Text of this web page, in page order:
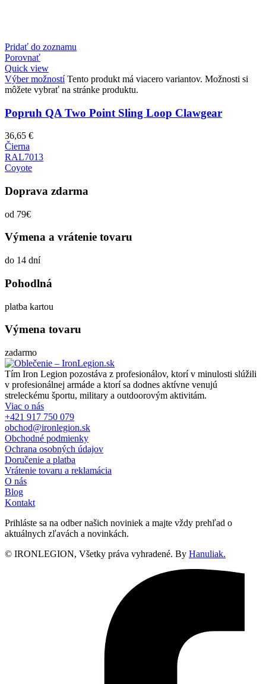
Pridať do zoznamu
Porovnať
Quick view
Výber možností Tento produkt má viacero variantov. Možnosti si
môžete vybrať na stránke produktu.
Popruh QA Two Point Sling Loop Clawgear
36,65 €
Čierna
RAL7013
Coyote
Doprava zdarma
od 79€
Výmena a vrátenie tovaru
do 14 dní
Pohodlná
platba kartou
Výmena tovaru
zadarmo
Tím Iron Legion pozostáva z profesionálov, ktorí v minulosti slúžili
v profesionálnej armáde a ktorí sa dodnes aktívne venujú
streleckému športu, military a outdoorovým aktivitám.
Viac o nás
+421 917 750 079
obchod@ironlegion.sk
Obchodné podmienky
Ochrana osobných údajov
Doručenie a platba
Vrátenie tovaru a reklamácia
O nás
Blog
Kontakt
Prihláste sa na odber našich noviniek a majte vždy prehľad o
aktuálnych zľavách a novinkách.
© IRONLEGION, Všetky práva vyhradené. By Hanuliak.